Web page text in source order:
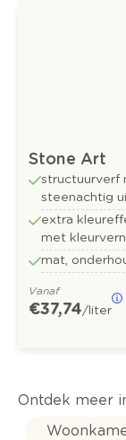
Stone Art
structuurverf
steenachtig
extra
met
mat,
Vanaf
€ 37,74/liter
Ontdek meer